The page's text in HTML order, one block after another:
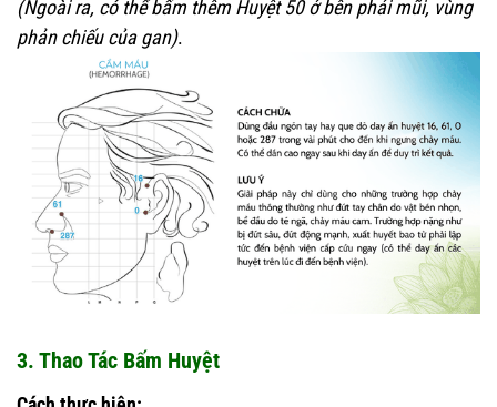
(Ngoài ra, có thể bấm thêm Huyệt 50 ở bên phải mũi, vùng
phản chiếu của gan).
3. Thao Tác Bấm Huyệt